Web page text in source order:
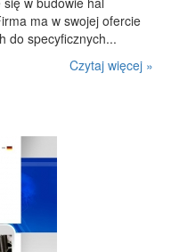
ma w swojej ofercie
do specyficznych...
Czytaj więcej »